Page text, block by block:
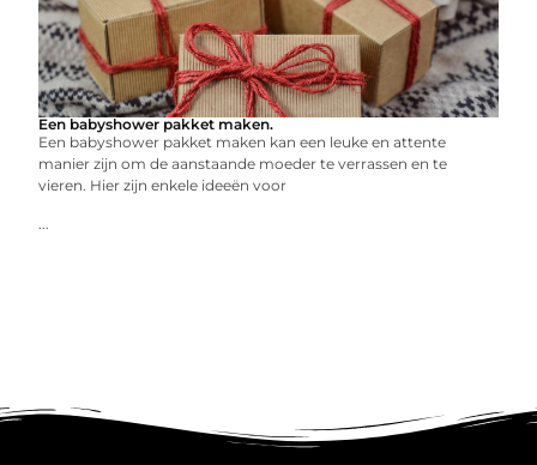
Een babyshower pakket maken.
Een babyshower pakket maken kan een leuke en attente
manier zijn om de aanstaande moeder te verrassen en te
vieren. Hier zijn enkele ideeën voor
...